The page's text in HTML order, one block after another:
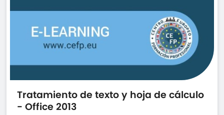
Tratamiento de texto y hoja de cálculo
- Office 2013